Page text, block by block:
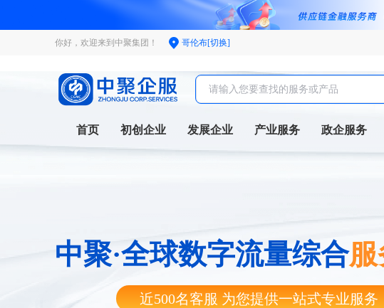
你好，欢迎来到中聚集团！ 哥伦布[切换]
首页 初创企业 发展企业 产业服务 政企服务
中聚·全球数字流量综合服
近500名客服 为您提供一站式专业服务